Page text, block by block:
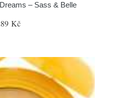
– Sass & Belle
Kč